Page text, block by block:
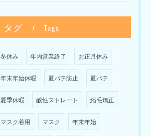
タグ Tags
冬休み 年内営業終了 お正月休み
年末年始休暇 夏バテ防止 夏バテ
夏季休暇 酸性ストレート 縮毛矯正
マスク着用 マスク 年末年始